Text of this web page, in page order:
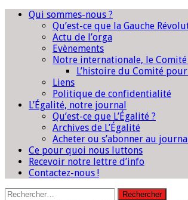
Qui sommes-nous ?
Qu’est-ce que la Gauche
Actu de l’orga
Evènements
Notre internationale, le
L’histoire du Comité
Liens
Politique de confidentialité
L’Égalité, notre journal
Qu’est-ce que L’Égalité ?
Archives de L’Égalité
Acheter ou s’abonner au
Ce pour quoi nous luttons
Recevoir notre lettre d’info
Contactez-nous !
Rechercher :